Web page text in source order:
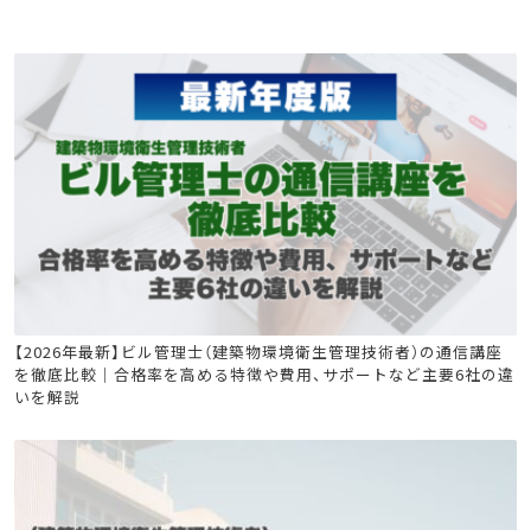
ビル管
【2026年最新】ビル管理士（建築物環境衛生管理技術者）の通信講座
を徹底比較｜合格率を高める特徴や費用、サポートなど主要6社の違
いを解説